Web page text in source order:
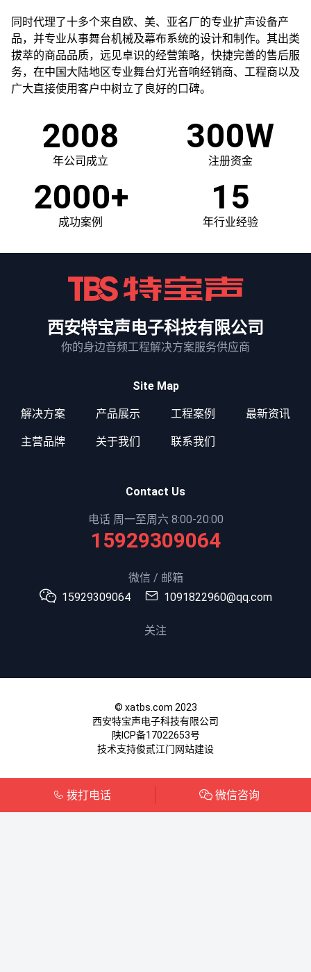
同时代理了十多个来自欧、美、亚名厂的专业扩声设备产
品，并专业从事舞台机械及幕布系统的设计和制作。其出类
拔萃的商品品质，远见卓识的经营策略，快捷完善的售后服
务，在中国大陆地区专业舞台灯光音响经销商、工程商以及
广大直接使用客户中树立了良好的口碑。
2008
年公司成立
300W
注册资金
2000+
成功案例
15
年行业经验
西安特宝声电子科技有限公司
你的身边音频工程解决方案服务供应商
Site Map
解决方案 产品展示 工程案例 最新资讯
主营品牌 关于我们 联系我们
Contact Us
电话 周一至周六 8:00-20:00
15929309064
微信 / 邮箱
15929309064
1091822960@qq.com
关注
© xatbs.com 2023
西安特宝声电子科技有限公司
陕ICP备17022653号
技术支持俊贰江门网站建设
拨打电话 微信咨询